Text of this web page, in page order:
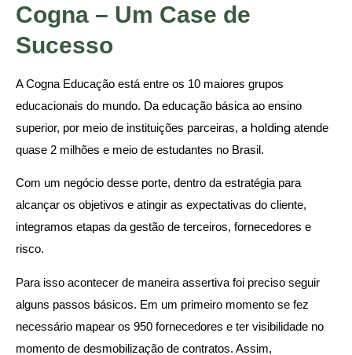
Cogna – Um Case de
Sucesso
A Cogna Educação está entre os 10 maiores grupos
educacionais do mundo. Da educação básica ao ensino
superior, por meio de instituições parceiras, a holding atende
quase 2 milhões e meio de estudantes no Brasil.
Com um negócio desse porte, dentro da estratégia para
alcançar os objetivos e atingir as expectativas do cliente,
integramos etapas da gestão de terceiros, fornecedores e
risco.
Para isso acontecer de maneira assertiva foi preciso seguir
alguns passos básicos. Em um primeiro momento se fez
necessário mapear os 950 fornecedores e ter visibilidade no
momento de desmobilização de contratos. Assim,